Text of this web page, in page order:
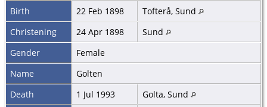
Birth
22 Feb 1898
Tofterå, Sund
Christening
24 Apr 1898
Sund
Gender
Female
Name
Golten
Death
1 Jul 1993
Golta, Sund